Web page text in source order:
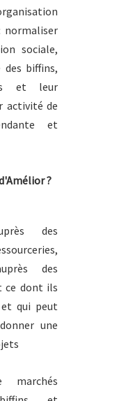
normaliser
sociale,
des biffins,
et leur
activité de
et
?
des
des
ce dont ils
qui peut
une
marchés